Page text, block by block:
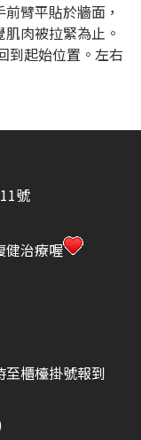
臂平貼於牆面，
肉被拉緊為止。
到起始位置。左右
號
健治療喔
櫃檯掛號報到